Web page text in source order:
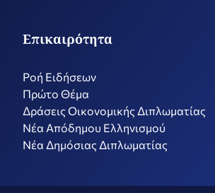
Επικαιρότητα
Ροή Ειδήσεων
Πρώτο Θέμα
Δράσεις Οικονομικής Διπλωματίας
Nέα Απόδημου Ελληνισμού
Νέα Δημόσιας Διπλωματίας